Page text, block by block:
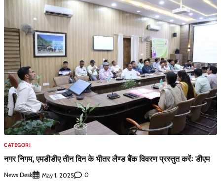
CATEGORI
नगर निगम, एमडीडीए तीन दिन के भीतर लैण्ड बैंक विवरण प्रस्तुत करेंः डीएम
News Desk May 1, 2025 0